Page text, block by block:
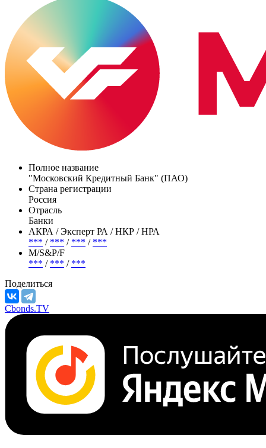
Полное название
"Московский Кредитный Банк" (ПАО)
Страна регистрации
Россия
Отрасль
Банки
АКРА / Эксперт РА / НКР / НРА
*** / *** / *** / ***
М/S&P/F
*** / *** / ***
Поделиться
Cbonds.TV